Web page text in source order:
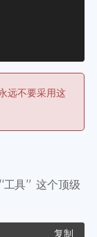
远不要采用这
具” 这个顶级
复制